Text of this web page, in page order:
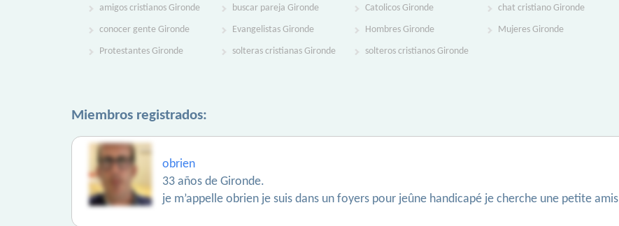
amigos cristianos Gironde buscar pareja Gironde Catolicos Gironde chat cristiano Gironde
conocer gente Gironde Evangelistas Gironde Hombres Gironde Mujeres Gironde
Protestantes Gironde solteras cristianas Gironde solteros cristianos Gironde
Miembros registrados:
obrien
33 años de Gironde.
je m’appelle obrien je suis dans un foyers pour jeûne handicapé je cherche une petite amis